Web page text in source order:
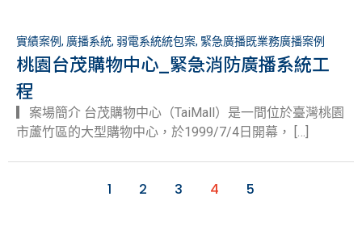
實績案例, 廣播系統, 弱電系統統包案, 緊急廣播既業務廣播案例
桃園台茂購物中心_緊急消防廣播系統工
程
▎案場簡介 台茂購物中心（TaiMall）是一間位於臺灣桃園
市蘆竹區的大型購物中心，於1999/7/4日開幕， […]
1 2 3 4 5